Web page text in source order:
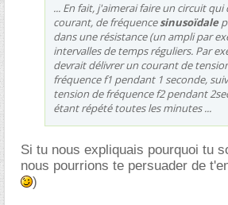
... En fait, j'aimerai faire un circuit qui
courant, de fréquencesinusoïdale
dans une résistance (un ampli par
intervalles de temps réguliers. Par
devrait délivrer un courant de
fréquence f1 pendant 1 seconde,
tension de fréquence f2 pendant
étant répété toutes les minutes ...
Si tu nous expliquais pourquoi tu
nous pourrions te persuader de
)